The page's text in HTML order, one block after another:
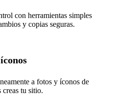
con herramientas simples
y copias seguras.
a fotos y íconos de
creas tu sitio.